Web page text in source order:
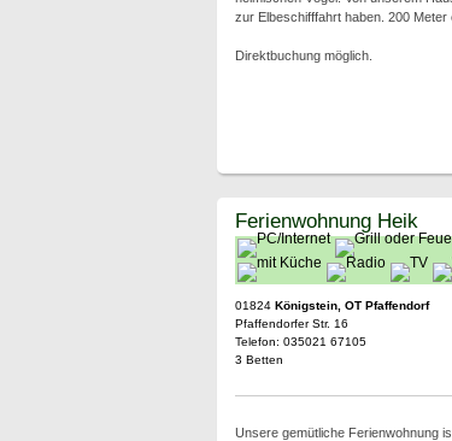
zur Elbeschifffahrt haben. 200
Direktbuchung möglich.
Ferienwohnung Heik
01824 Königstein, OT Pfaffendorf
Pfaffendorfer Str. 16
Telefon: 035021 67105
3 Betten
Unsere gemütliche Ferienwohnung